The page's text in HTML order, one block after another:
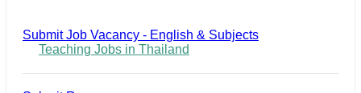
Submit Job Vacancy - English & Subjects
Teaching Jobs in Thailand